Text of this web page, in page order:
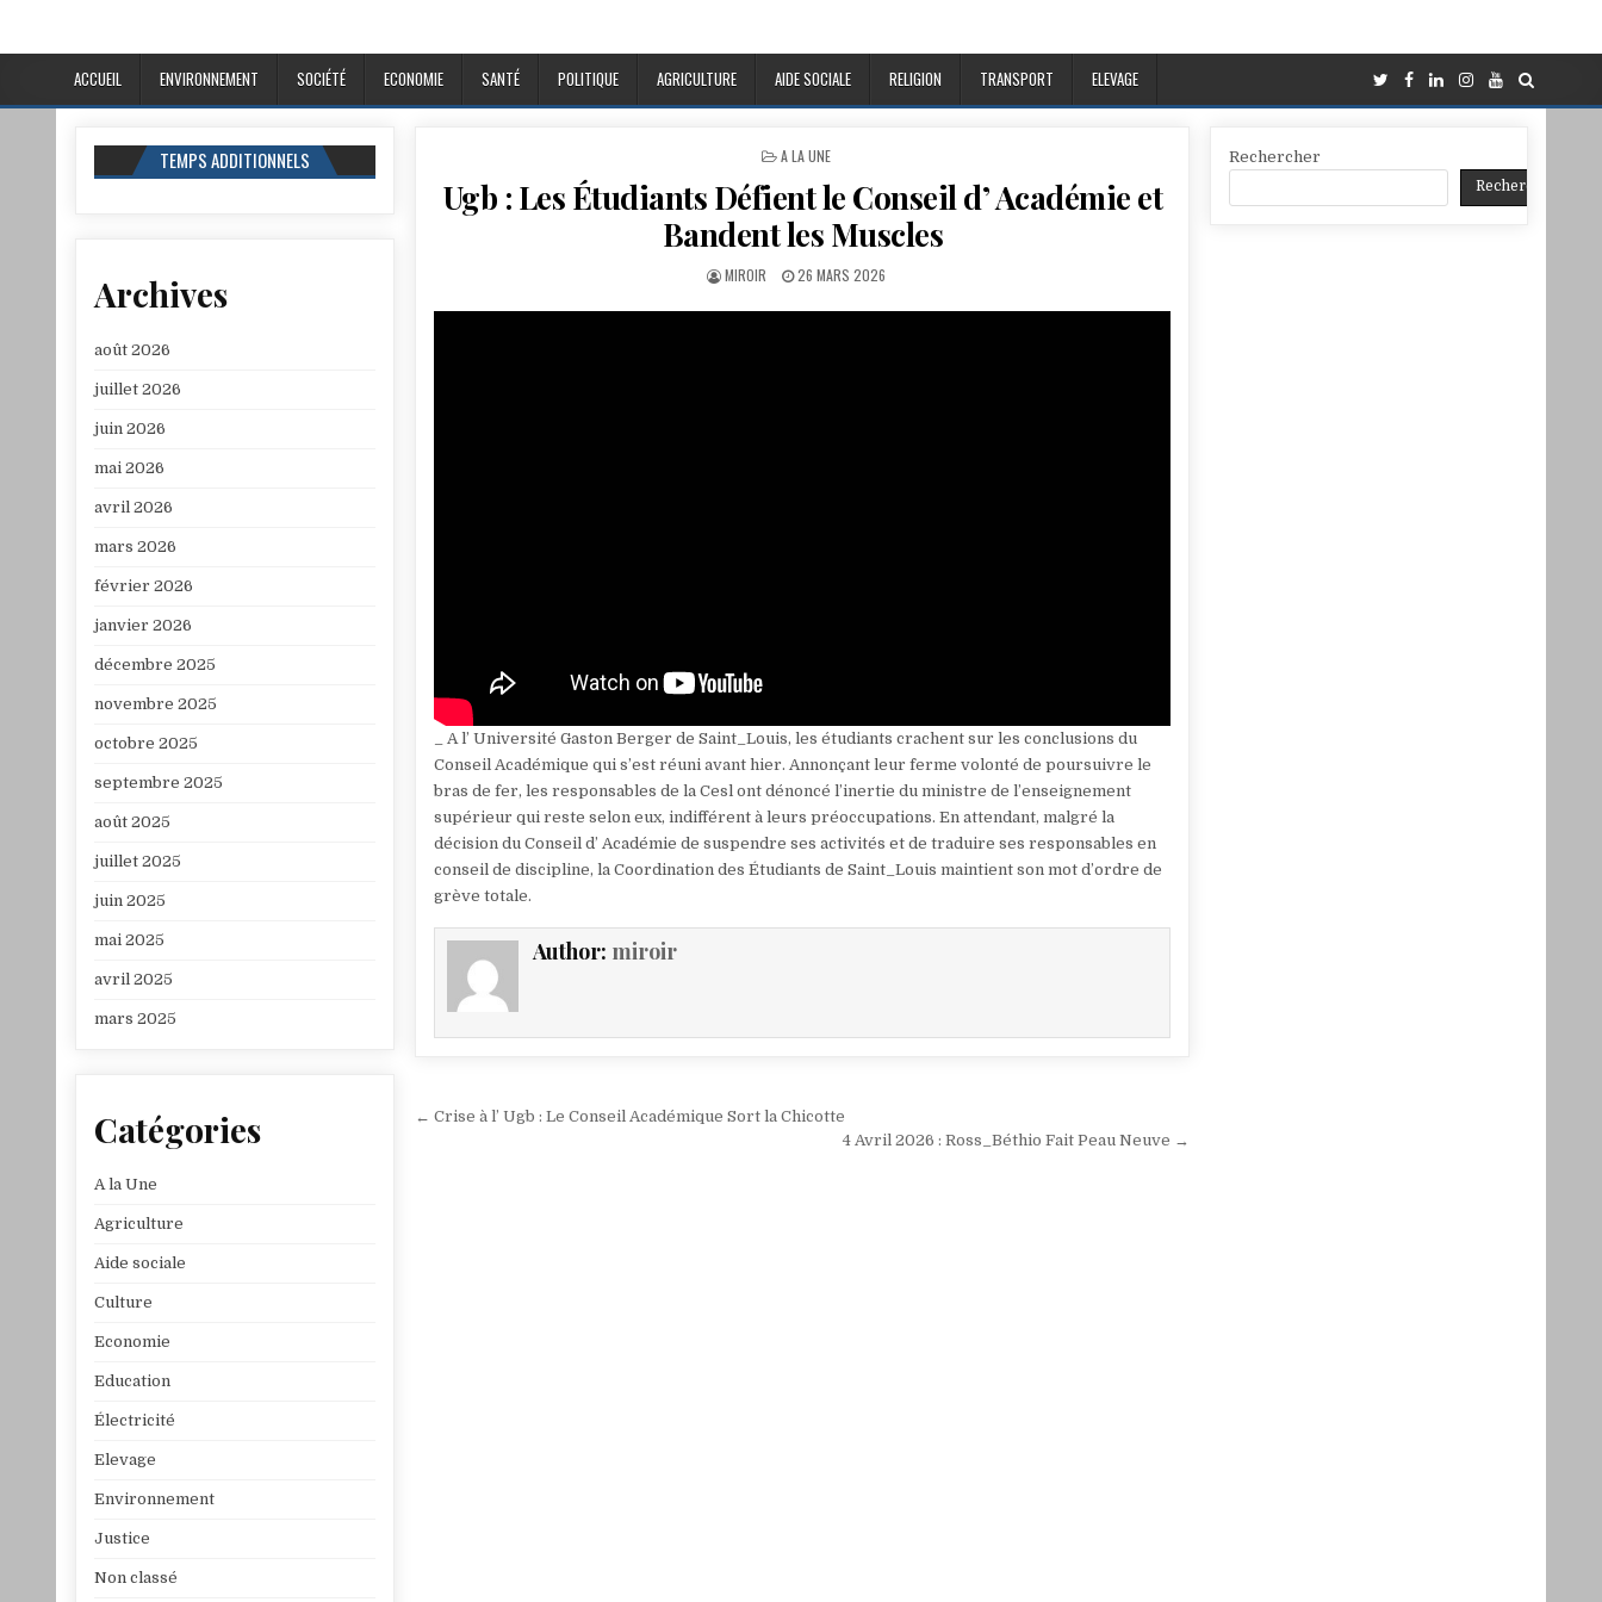
ACCUEIL ENVIRONNEMENT SOCIÉTÉ ECONOMIE SANTÉ POLITIQUE AGRICULTURE AIDE SOCIALE RELIGION TRANSPORT ELEVAGE
POSTED
A LA UNE
Ugb : Les Étudiants Défient le Conseil d’ Académie et
Bandent les Muscles
AUTHOR:
MIROIR
PUBLISHED
26 MARS 2026
_ A l’ Université Gaston Berger de Saint_Louis, les étudiants crachent sur les conclusions du
Conseil Académique qui s’est réuni avant hier. Annonçant leur ferme volonté de poursuivre le
bras de fer, les responsables de la Cesl ont dénoncé l’inertie du ministre de l’enseignement
supérieur qui reste selon eux, indifférent à leurs préoccupations. En attendant, malgré la
décision du Conseil d’ Académie de suspendre ses activités et de traduire ses responsables en
conseil de discipline, la Coordination des Étudiants de Saint_Louis maintient son mot d’ordre de
grève totale.
Author: miroir
Navigation
← Crise à l’ Ugb : Le Conseil Académique Sort la Chicotte
4 Avril 2026 : Ross_Béthio Fait Peau Neuve →
TEMPS ADDITIONNELS
Archives
août 2026
juillet 2026
juin 2026
mai 2026
avril 2026
mars 2026
février 2026
janvier 2026
décembre 2025
novembre 2025
octobre 2025
septembre 2025
août 2025
juillet 2025
juin 2025
mai 2025
avril 2025
mars 2025
Catégories
A la Une
Agriculture
Aide sociale
Culture
Economie
Education
Électricité
Elevage
Environnement
Justice
Non classé
Rechercher
Rechercher